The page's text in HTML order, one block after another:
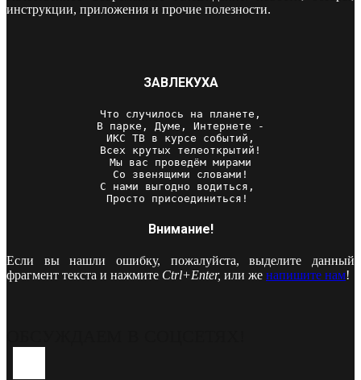
инструкции, приложения и прочие полезности.
ЗАВЛЕКУХА
Что случилось на планете,
В парке, Думе, Интернете -
ИКС ТВ в курсе событий,
Всех крутых телеоткрытий!
Мы вас проведём мирами
Со звенящими словами!
С нами выгодно водиться,
Просто присоединиться!
Внимание!
Если вы нашли ошибку, пожалуйста, выделите данный
фрагмент текста и нажмите Ctrl+Enter, или же напишите нам!